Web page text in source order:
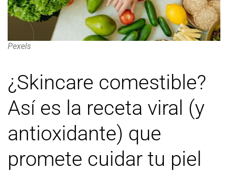
Pexels
¿Skincare comestible?
Así es la receta viral (y
antioxidante) que
promete cuidar tu piel